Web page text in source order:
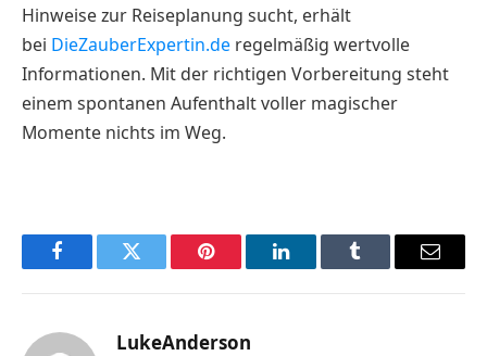
Hinweise zur Reiseplanung sucht, erhält
bei DieZauberExpertin.de regelmäßig wertvolle
Informationen. Mit der richtigen Vorbereitung steht
einem spontanen Aufenthalt voller magischer
Momente nichts im Weg.
FacebookTwitter Pinterest LinkedInTumblr Email
LukeAnderson